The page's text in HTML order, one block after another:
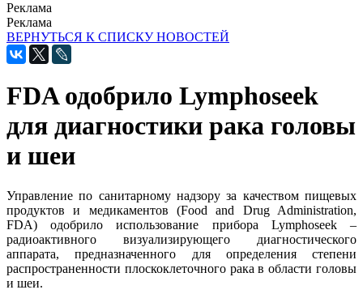
Реклама
Реклама
ВЕРНУТЬСЯ К СПИСКУ НОВОСТЕЙ
FDA одобрило Lymphoseek
для диагностики рака головы
и шеи
Управление по санитарному надзору за качеством пищевых
продуктов и медикаментов (Food and Drug Administration,
FDA) одобрило использование прибора Lymphoseek –
радиоактивного визуализирующего диагностического
аппарата, предназначенного для определения степени
распространенности плоскоклеточного рака в области головы
и шеи.